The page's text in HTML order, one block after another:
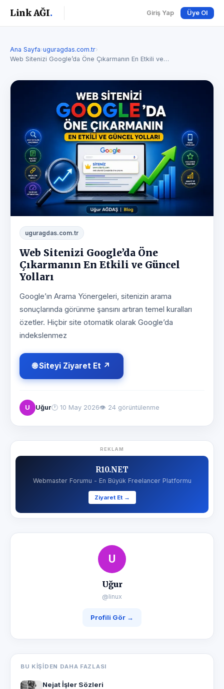
Link AĞI. Giriş Yap Üye Ol
Ana Sayfa›uguragdas.com.tr›
Web Sitenizi Google’da Öne Çıkarmanın En Etkili ve…
uguragdas.com.tr
Web Sitenizi Google’da Öne
Çıkarmanın En Etkili ve Güncel
Yolları
Google’ın Arama Yönergeleri, sitenizin arama
sonuçlarında görünme şansını artıran temel kuralları
özetler. Hiçbir site otomatik olarak Google’da
indekslenmez
🌐 Siteyi Ziyaret Et ↗
U Uğur🕐 10 May 2026👁 24 görüntülenme
REKLAM
R10.NET
Webmaster Forumu - En Büyük Freelancer Platformu
Ziyaret Et →
U
Uğur
@linux
Profili Gör →
BU KIŞIDEN DAHA FAZLASI
Nejat İşler Sözleri